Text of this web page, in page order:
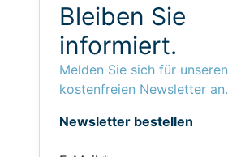
Bleiben Sie
informiert.
Melden Sie sich für unseren
kostenfreien Newsletter an.